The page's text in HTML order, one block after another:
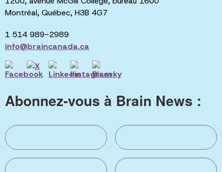
Montréal, Québec, H3B 4G7
1 514 989-2989
info@braincanada.ca
Abonnez-vous à Brain News :